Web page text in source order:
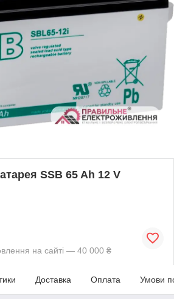
SSB 65 Ah 12 V
на сайті — 40 000 ₴
Доставка Оплата Умови